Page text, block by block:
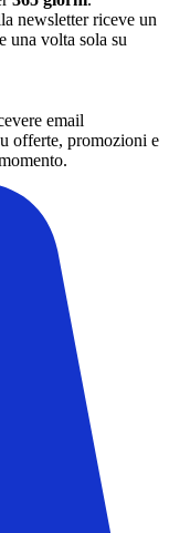
newsletter riceve un
una volta sola su
email
offerte, promozioni e